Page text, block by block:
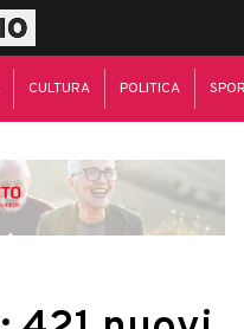
CULTURA POLITICA